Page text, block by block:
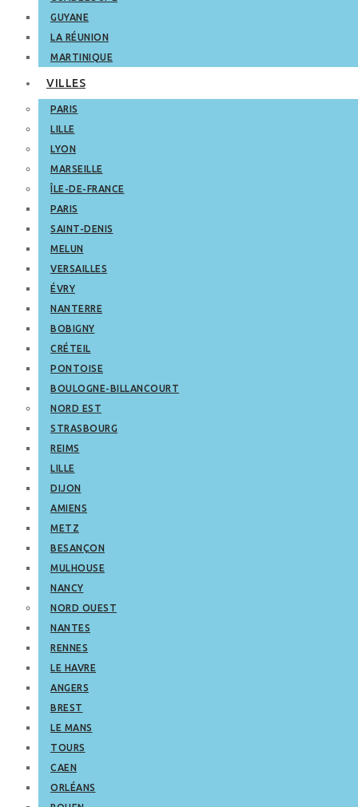
GUYANE
LA RÉUNION
MARTINIQUE
VILLES
PARIS
LILLE
LYON
MARSEILLE
ÎLE-DE-FRANCE
PARIS
SAINT-DENIS
MELUN
VERSAILLES
ÉVRY
NANTERRE
BOBIGNY
CRÉTEIL
PONTOISE
BOULOGNE-BILLANCOURT
NORD EST
STRASBOURG
REIMS
LILLE
DIJON
AMIENS
METZ
BESANÇON
MULHOUSE
NANCY
NORD OUEST
NANTES
RENNES
LE HAVRE
ANGERS
BREST
LE MANS
TOURS
CAEN
ORLÉANS